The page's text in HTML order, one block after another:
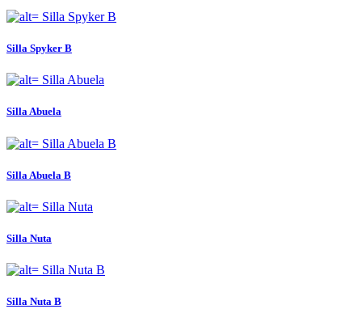
Silla Spyker B
Silla Abuela
Silla Abuela B
Silla Nuta
Silla Nuta B